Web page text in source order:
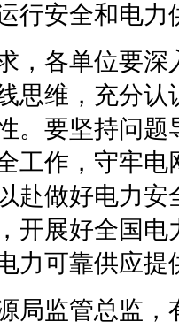
行安全和电力
各单位要深
思维，充分
。要坚持问
工作，守牢
赴做好电力
开展好全国
力可靠供应提
监管总监，